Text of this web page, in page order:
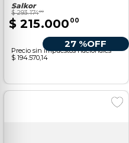
Salkor
$ 293.17400
$ 215.000 00
27 %OFF
Precio sin impuestos nacionales
$ 194.570,14